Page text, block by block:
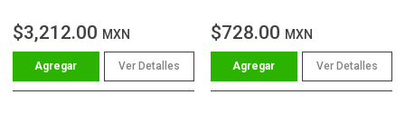
$3,212.00 MXN
Ver Detalles
$728.00 MXN
Ver Detalles